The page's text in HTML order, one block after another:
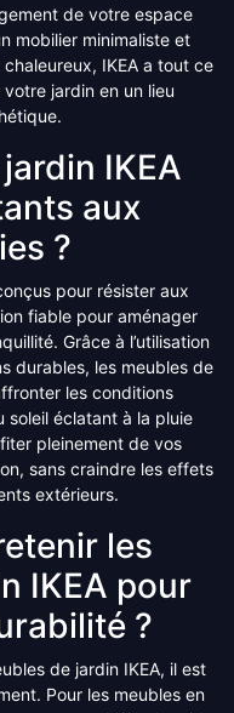
de votre espace
mobilier minimaliste et
IKEA a tout ce
jardin en un lieu
IKEA
aux
?
pour résister aux
fiable pour aménager
Grâce à l’utilisation
durables, les meubles de
les conditions
soleil éclatant à la pluie
pleinement de vos
sans craindre les effets
extérieurs.
les
IKEA pour
?
de jardin IKEA, il est
Pour les meubles en